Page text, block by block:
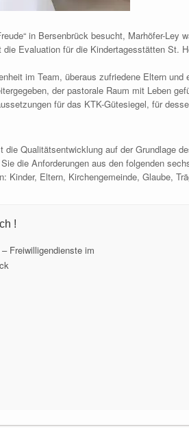
in Bersenbrück besucht, Marhöfer-Ley
Evaluation für die Kindertagesstätten St.
im Team, überaus zufriedene Eltern und
der pastorale Raum mit Leben
für das KTK-Gütesiegel, für
Qualitätsentwicklung auf der Grundlage
die Anforderungen aus den folgenden
Eltern, Kirchengemeinde, Glaube,
!